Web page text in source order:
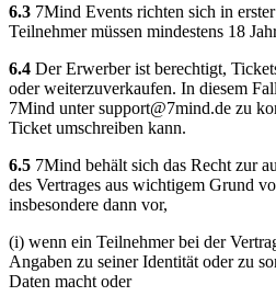
6.3 7Mind Events richten sich in
Teilnehmer müssen mindestens 18
6.4 Der Erwerber ist berechtigt,
oder weiterzuverkaufen. In diesem
7Mind untersupport@7mind.de zu
Ticket umschreiben kann.
6.5 7Mind behält sich das Recht zur
des Vertrages aus wichtigem Grund
insbesondere dann vor,
(i) wenn ein Teilnehmer bei der
Angaben zu seiner Identität oder zu
Daten macht oder